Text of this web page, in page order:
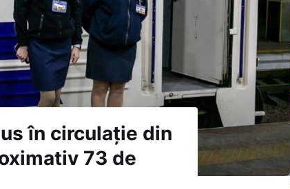
în circulație din
73 de